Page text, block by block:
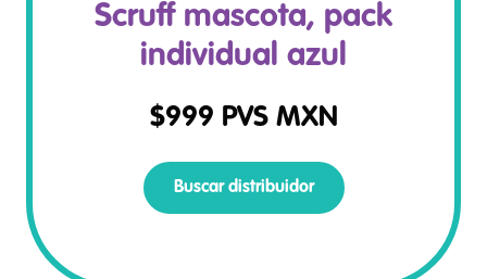
Scruff mascota, pack
individual azul
$999 PVS MXN
Buscar distribuidor